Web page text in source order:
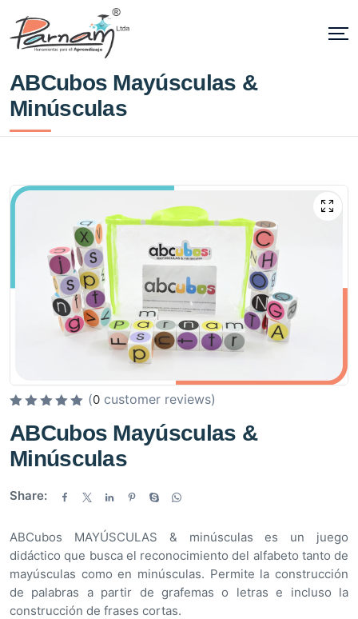
ABCubos Mayúsculas &
Minúsculas
a
l
r
d
o
e
n
0
(0 customer reviews)
ABCubos Mayúsculas &
Minúsculas
Share:
ABCubos MAYÚSCULAS & minúsculas es un juego
didáctico que busca el reconocimiento del alfabeto tanto de
mayúsculas como en minúsculas. Permite la construcción
de palabras a partir de grafemas o letras e incluso la
construcción de frases cortas.